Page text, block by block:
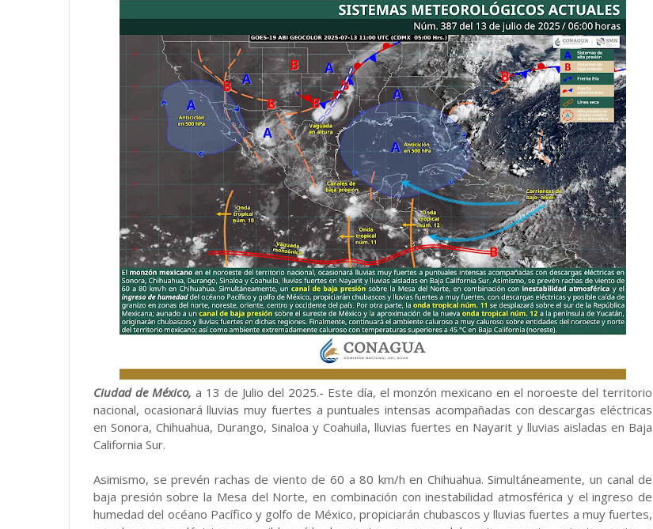
Ciudad de México, a 13 de Julio del 2025.- Este día, el monzón mexicano en el noroeste del territorio
nacional, ocasionará lluvias muy fuertes a puntuales intensas acompañadas con descargas eléctricas
en Sonora, Chihuahua, Durango, Sinaloa y Coahuila, lluvias fuertes en Nayarit y lluvias aisladas en Baja
California Sur.
Asimismo, se prevén rachas de viento de 60 a 80 km/h en Chihuahua. Simultáneamente, un canal de
baja presión sobre la Mesa del Norte, en combinación con inestabilidad atmosférica y el ingreso de
humedad del océano Pacífico y golfo de México, propiciarán chubascos y lluvias fuertes a muy fuertes,